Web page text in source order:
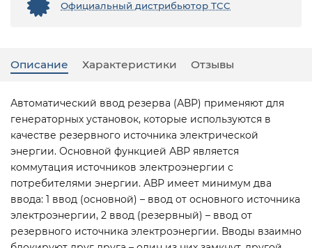
Официальный дистрибьютор ТСС
Описание Характеристики Отзывы
Автоматический ввод резерва (АВР) применяют для
генераторных установок, которые используются в
качестве резервного источника электрической
энергии. Основной функцией АВР является
коммутация источников электроэнергии с
потребителями энергии. АВР имеет минимум два
ввода: 1 ввод (основной) – ввод от основного источника
электроэнергии, 2 ввод (резервный) – ввод от
резервного источника электроэнергии. Вводы взаимно